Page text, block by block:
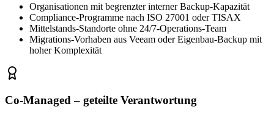
Organisationen mit begrenzter interner Backup-Kapazität
Compliance-Programme nach ISO 27001 oder TISAX
Mittelstands-Standorte ohne 24/7-Operations-Team
Migrations-Vorhaben aus Veeam oder Eigenbau-Backup mit
hoher Komplexität
Co-Managed – geteilte Verantwortung